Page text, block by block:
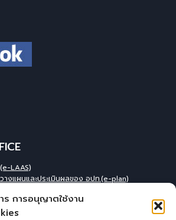
ร การอนุญาตใช้งาน
LAAS)
างแผนและประเมินผลของ อปท.(e-plan)
ร(IHR)
ของบุคลากรทุกตำแหน่ง (กรอบอัตรา